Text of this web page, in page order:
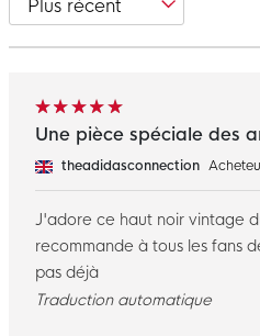
Une pièce spéciale des
theadidasconnection
J'adore ce haut noir vintage
recommande à tous les fans
pas déjà
Traduction automatique